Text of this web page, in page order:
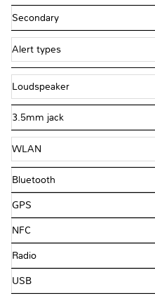
Secondary
Alert types
Loudspeaker
3.5mm jack
WLAN
Bluetooth
GPS
NFC
Radio
USB